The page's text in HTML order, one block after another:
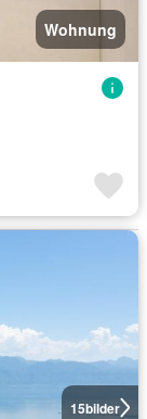
Wohnung
15bilder